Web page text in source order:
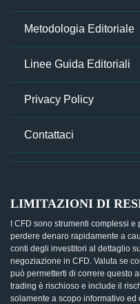
Metodologia Editoriale
Linee Guida Editoriali
Privacy Policy
Contattaci
LIMITAZIONI DI
I CFD sono strumenti complessi
perdere denaro rapidamente a
conti degli investitori al dettaglio
negoziazione in CFD. Valuta se
può permetterti di correre questo
trading è rischioso e include il
solamente a scopo informativo